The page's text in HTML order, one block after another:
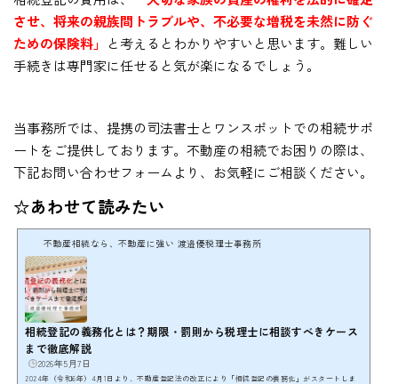
させ、将来の親族間トラブルや、不必要な増税を未然に防ぐ
ための保険料」
と考えるとわかりやすいと思います。難しい
手続きは専門家に任せると気が楽になるでしょう。
当事務所では、提携の司法書士とワンスポットでの相続サポ
ートをご提供しております。不動産の相続でお困りの際は、
下記お問い合わせフォームより、お気軽にご相談ください。
☆あわせて読みたい
不動産相続なら、不動産に強い 渡邉優税理士事務所
相続登記の義務化とは？期限・罰則から税理士に相談すべきケース
まで徹底解説
2026年5月7日
2024年（令和6年）4月1日より、不動産登記法の改正により「相続登記の義務化」がスタートしま